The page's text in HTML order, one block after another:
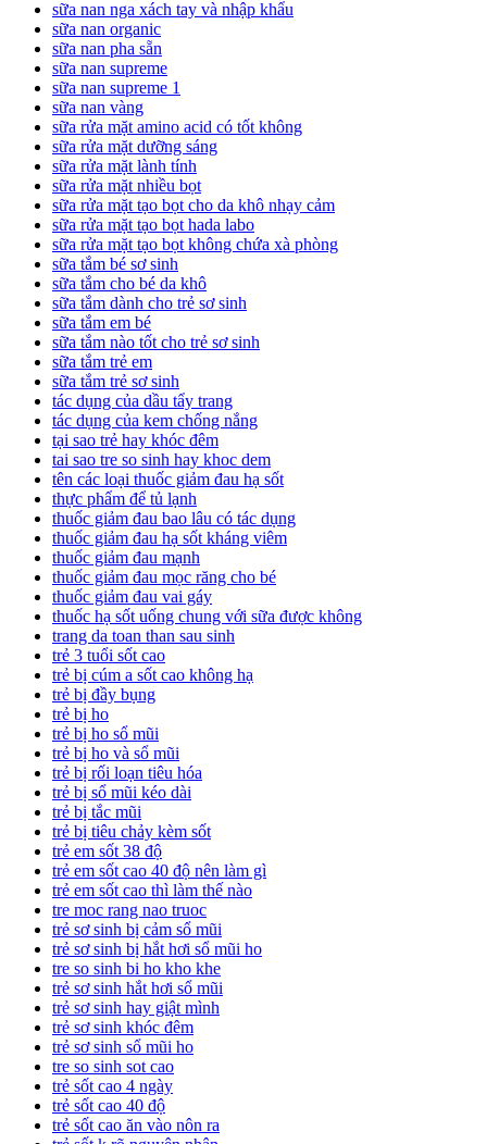
sữa nan nga xách tay và nhập khẩu
sữa nan organic
sữa nan pha sẵn
sữa nan supreme
sữa nan supreme 1
sữa nan vàng
sữa rửa mặt amino acid có tốt không
sữa rửa mặt dưỡng sáng
sữa rửa mặt lành tính
sữa rửa mặt nhiều bọt
sữa rửa mặt tạo bọt cho da khô nhạy cảm
sữa rửa mặt tạo bọt hada labo
sữa rửa mặt tạo bọt không chứa xà phòng
sữa tắm bé sơ sinh
sữa tắm cho bé da khô
sữa tắm dành cho trẻ sơ sinh
sữa tắm em bé
sữa tắm nào tốt cho trẻ sơ sinh
sữa tắm trẻ em
sữa tắm trẻ sơ sinh
tác dụng của dầu tẩy trang
tác dụng của kem chống nắng
tại sao trẻ hay khóc đêm
tai sao tre so sinh hay khoc dem
tên các loại thuốc giảm đau hạ sốt
thực phẩm để tủ lạnh
thuốc giảm đau bao lâu có tác dụng
thuốc giảm đau hạ sốt kháng viêm
thuốc giảm đau mạnh
thuốc giảm đau mọc răng cho bé
thuốc giảm đau vai gáy
thuốc hạ sốt uống chung với sữa được không
trang da toan than sau sinh
trẻ 3 tuổi sốt cao
trẻ bị cúm a sốt cao không hạ
trẻ bị đầy bụng
trẻ bị ho
trẻ bị ho sổ mũi
trẻ bị ho và sổ mũi
trẻ bị rối loạn tiêu hóa
trẻ bị sổ mũi kéo dài
trẻ bị tắc mũi
trẻ bị tiêu chảy kèm sốt
trẻ em sốt 38 độ
trẻ em sốt cao 40 độ nên làm gì
trẻ em sốt cao thì làm thế nào
tre moc rang nao truoc
trẻ sơ sinh bị cảm sổ mũi
trẻ sơ sinh bị hắt hơi sổ mũi ho
tre so sinh bi ho kho khe
trẻ sơ sinh hắt hơi sổ mũi
trẻ sơ sinh hay giật mình
trẻ sơ sinh khóc đêm
trẻ sơ sinh sổ mũi ho
tre so sinh sot cao
trẻ sốt cao 4 ngày
trẻ sốt cao 40 độ
trẻ sốt cao ăn vào nôn ra